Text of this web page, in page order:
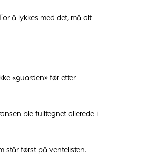
å lykkes med det, må alt
«guarden» før etter
ble fulltegnet allerede i
står først på ventelisten.